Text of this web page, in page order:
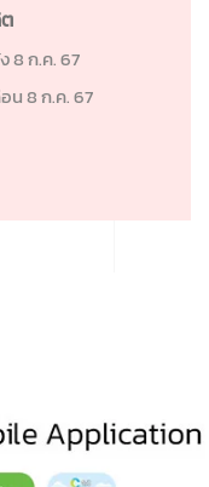
8 ก.ค. 67
น 8 ก.ค. 67